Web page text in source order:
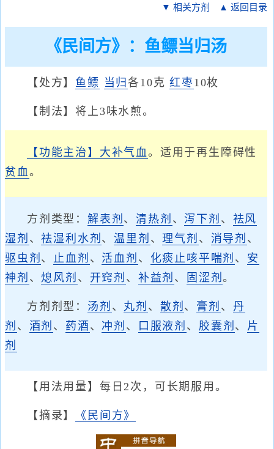
▼ 相关方剂 ▲ 返回目录
《民间方》：鱼鳔当归汤
【处方】 鱼鳔 当归各10克红枣10枚
【制法】将上3味水煎。
【功能主治】 大补气血。适用于再生障碍性
贫血。
方剂类型： 解表剂 、清热剂 、 泻下剂 、 祛风
湿剂 、祛湿利水剂 、温里剂 、理气剂 、 消导剂 、
驱虫剂 、 止血剂 、 活血剂 、 化痰止咳平喘剂 、 安
神剂 、熄风剂 、 开窍剂 、 补益剂 、 固涩剂。
方剂剂型： 汤剂 、 丸剂 、 散剂 、 膏剂 、 丹
剂 、 酒剂 、 药酒 、 冲剂 、 口服液剂 、 胶囊剂 、 片
剂
【用法用量】每日2次，可长期服用。
【摘录】 《民间方》